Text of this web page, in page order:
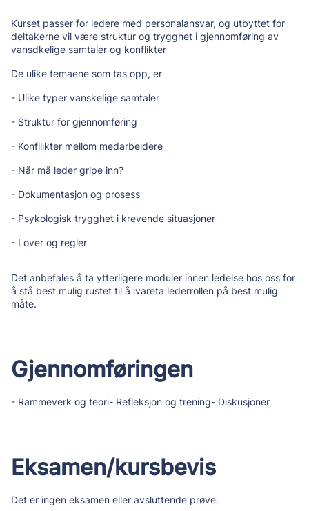
Kurset passer for ledere med personalansvar, og utbyttet for
deltakerne vil være struktur og trygghet i gjennomføring av
vansdkelige samtaler og konflikter
De ulike temaene som tas opp, er
- Ulike typer vanskelige samtaler
- Struktur for gjennomføring
- Konfllikter mellom medarbeidere
- Når må leder gripe inn?
- Dokumentasjon og prosess
- Psykologisk trygghet i krevende situasjoner
- Lover og regler
Det anbefales å ta ytterligere moduler innen ledelse hos oss for
å stå best mulig rustet til å ivareta lederrollen på best mulig
måte.
Gjennomføringen
- Rammeverk og teori- Refleksjon og trening- Diskusjoner
Eksamen/kursbevis
Det er ingen eksamen eller avsluttende prøve.